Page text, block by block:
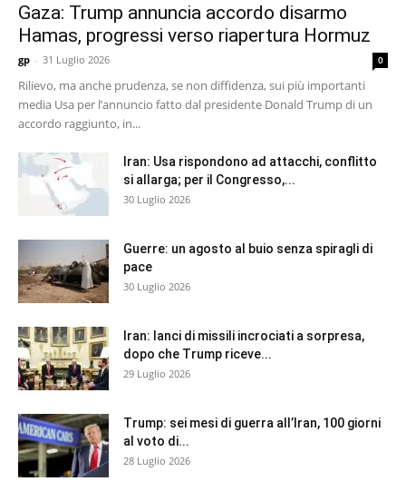
Gaza: Trump annuncia accordo disarmo
Hamas, progressi verso riapertura Hormuz
gp - 31 Luglio 2026 0
Rilievo, ma anche prudenza, se non diffidenza, sui più importanti
media Usa per l’annuncio fatto dal presidente Donald Trump di un
accordo raggiunto, in...
Iran: Usa rispondono ad attacchi, conflitto
si allarga; per il Congresso,...
30 Luglio 2026
Guerre: un agosto al buio senza spiragli di
pace
30 Luglio 2026
Iran: lanci di missili incrociati a sorpresa,
dopo che Trump riceve...
29 Luglio 2026
Trump: sei mesi di guerra all’Iran, 100 giorni
al voto di...
28 Luglio 2026